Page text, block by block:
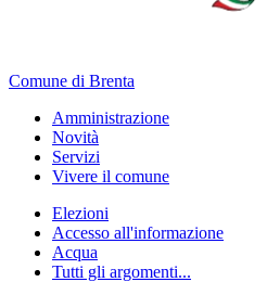
Comune di Brenta
Amministrazione
Novità
Servizi
Vivere il comune
Elezioni
Accesso all'informazione
Acqua
Tutti gli argomenti...